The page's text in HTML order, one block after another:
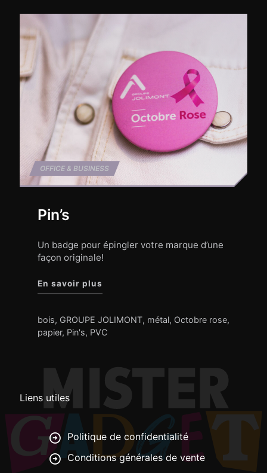
OFFICE & BUSINESS
Pin’s
Un badge pour épingler votre marque d’une
façon originale!
En savoir plus
bois, GROUPE JOLIMONT, métal, Octobre rose,
papier, Pin's, PVC
Liens utiles
Politique de confidentialité
Conditions générales de vente